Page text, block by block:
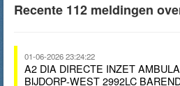
Recente 112 meldingen
01-06-2026 23:24:22
A2 DIA DIRECTE INZET
BIJDORP-WEST 2992LC